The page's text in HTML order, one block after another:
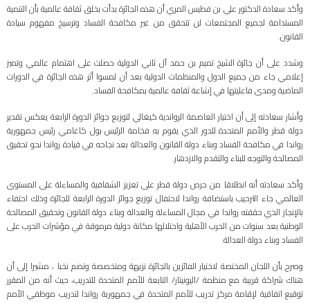
وأكد سعادة الدكتور علي بن فطيس المري أن هذه الجائزة بدأت بخلق ثقافة عالمية بأن التنمية
المستدامة لجميع المجتمعات لن تتحقق من غير مكافحة الفساد وترسيخ مفهوم سيادة
القانون.
وشدد على أن جائزة الشيخ تميم بن حمد آل ثاني الدولية حصلت على اهتمام عالمي وتميز
إعلامي جاء من جميع الدول والمنظمات الدولية بعد أن لمسوا أثر هذه الجائزة في الدورات
الماضية ومدى فاعليتها في إشاعة ثقافة عالمية بمكافحة الفساد.
وأشار سعادته إلى أن اختيار العاصمة الرواندية كيغالي لتوزيع جوائز الدورة الرابعة يعكس تقدير
دولة قطر والأمم المتحدة للدور الذي يقوم به فخامة الرئيس بول كاغامي رئيس جمهورية
رواندا في مكافحة الفساد وبناء دولة القانون والعدالة بعد نجاحه في قيادة رواندا نحو تحقيق
المصالحة والتوجه للبناء والتقدم والازدهار.
وأكد سعادته أنه انطلاقا من حرص دولة قطر على تعزيز الشفافية والمساءلة على المستوى
العالمي جاء الترحيب باستضافة رواندا لاحتفال توزيع جوائز الدورة الرابعة للجائزة وذلك احتفاء
بالإنجاز الذي حققته رواندا في مجال المساءلة والعدالة وبناء دولة القانون وتحقيق المصالحة
الوطنية بعد سنوات من الحرب الأهلية واحتلالها مكانة دولية مرموقة في مؤشرات الحرب على
الفساد وبناء دولة العدالة.
وصرح بأن اللجان المختصة لاختيار الفائزين بالجائزة نزيهة ومتخصصة وتضم نخبا ، مشيرا إلى أن
هناك شراكة قريبة مع منظمة /اليونيتار/ التابعة للأمم المتحدة للتدريب، حيث أنه من المقرر
توقيع اتفاقية لإقامة مركز تدريب للأمم المتحدة في جمهورية رواندا لتدريب موظفي الأمم